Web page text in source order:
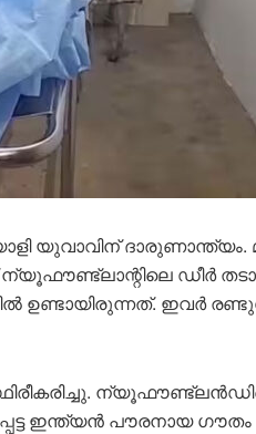
യുവാവിന് ദാരുണാന്ത്യം.
ഡീർ
ഉണ്ടായിരുന്നത്. ഇവർ
ഇന്ത്യൻ പൗരനായ